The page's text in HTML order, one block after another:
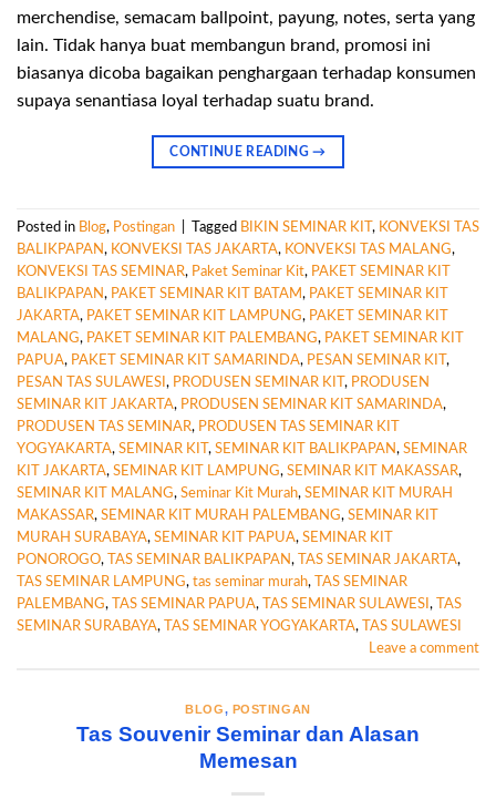
merchendise, semacam ballpoint, payung, notes, serta yang
lain. Tidak hanya buat membangun brand, promosi ini
biasanya dicoba bagaikan penghargaan terhadap konsumen
supaya senantiasa loyal terhadap suatu brand.
CONTINUE READING→
Posted in Blog, Postingan Tagged BIKIN SEMINAR KIT , KONVEKSI TAS
BALIKPAPAN, KONVEKSI TAS JAKARTA, KONVEKSI TAS MALANG,
KONVEKSI TAS SEMINAR, Paket Seminar Kit, PAKET SEMINAR KIT
BALIKPAPAN, PAKET SEMINAR KIT BATAM, PAKET SEMINAR KIT
JAKARTA, PAKET SEMINAR KIT LAMPUNG, PAKET SEMINAR KIT
MALANG, PAKET SEMINAR KIT PALEMBANG, PAKET SEMINAR KIT
PAPUA, PAKET SEMINAR KIT SAMARINDA, PESAN SEMINAR KIT ,
PESAN TAS SULAWESI , PRODUSEN SEMINAR KIT , PRODUSEN
SEMINAR KIT JAKARTA, PRODUSEN SEMINAR KIT SAMARINDA,
PRODUSEN TAS SEMINAR, PRODUSEN TAS SEMINAR KIT
YOGYAKARTA, SEMINAR KIT , SEMINAR KIT BALIKPAPAN, SEMINAR
KIT JAKARTA, SEMINAR KIT LAMPUNG, SEMINAR KIT MAKASSAR,
SEMINAR KIT MALANG, Seminar Kit Murah, SEMINAR KIT MURAH
MAKASSAR, SEMINAR KIT MURAH PALEMBANG, SEMINAR KIT
MURAH SURABAYA, SEMINAR KIT PAPUA, SEMINAR KIT
PONOROGO, TAS SEMINAR BALIKPAPAN, TAS SEMINAR JAKARTA,
TAS SEMINAR LAMPUNG, tas seminar murah,
TAS SEMINAR
PALEMBANG, TAS SEMINAR PAPUA, TAS SEMINAR SULAWESI ,
TAS
SEMINAR SURABAYA, TAS SEMINAR YOGYAKARTA,
TAS SULAWESI
Leave a comment
BLOG, POSTINGAN
Tas Souvenir Seminar dan Alasan
Memesan